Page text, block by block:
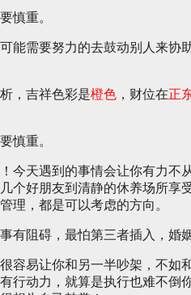
慎重。
可能需要努力的去鼓动别人来
，吉祥色彩是橙色 ，财位在正
慎重。
！今天遇到的事情会让你有力
个好朋友到清静的休养场所享
理，都是可以考虑的方向。
有阻碍，最怕第三者插入，婚
容易让你和另一半吵架，不
行动力，就算是执行也难不倒